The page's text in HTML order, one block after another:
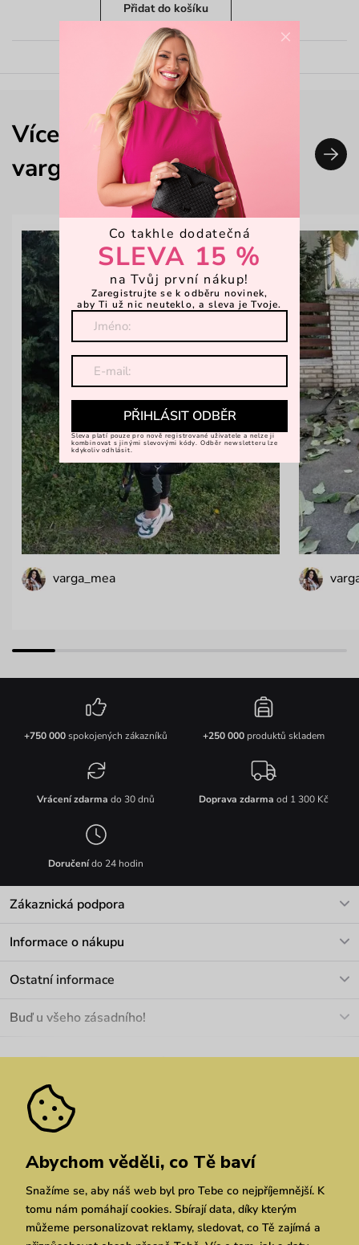
Přidat do košíku
Více outfitů nejen od
varga_mea
varga_mea
+750 000spokojených zákazníků +250 000produktů skladem
Vrácení zdarma do 30 dnů Doprava zdarma od 1 300 Kč
Doručenído 24 hodin
Zákaznická podpora
Informace o nákupu
Materiály a údržba
Pozáruční opravy
Ostatní informace
Velkoobchod
We Care
Dárkové poukazy
Vuchlook
Prodejny
Praha Brno Chrudim
Buď u všeho zásadního!
Zásady ochrany osobních údajů
Abychom věděli, co Tě baví
Snažíme se, aby náš web byl pro Tebe co nejpříjemnější. K
tomu nám pomáhají cookies. Sbírají data, díky kterým
můžeme personalizovat reklamy, sledovat, co Tě zajímá a
×
Co takhle dodatečná
SLEVA 15 %
na Tvůj první nákup!
Zaregistrujte se k odběru novinek,
aby Ti už nic neuteklo, a sleva je Tvoje.
PŘIHLÁSIT ODBĚR
Sleva platí pouze pro nově registrované uživatele a nelze ji
kombinovat s jinými slevovými kódy. Odběr newsletteru lze
kdykoliv odhlásit.